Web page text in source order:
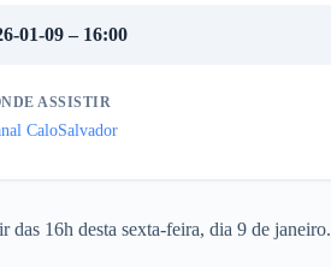
01-09 – 16:00
ASSISTIR
CaloSalvador
16h desta sexta-feira, dia 9 de janeiro.